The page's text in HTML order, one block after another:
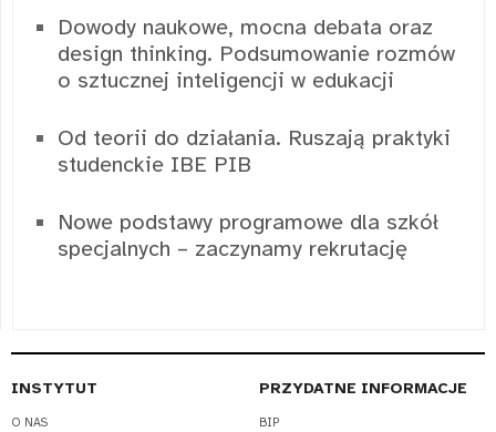
Dowody naukowe, mocna debata oraz
design thinking. Podsumowanie rozmów
o sztucznej inteligencji w edukacji
Od teorii do działania. Ruszają praktyki
studenckie IBE PIB
Nowe podstawy programowe dla szkół
specjalnych – zaczynamy rekrutację
INSTYTUT
O NAS
PRZYDATNE INFORMACJE
BIP